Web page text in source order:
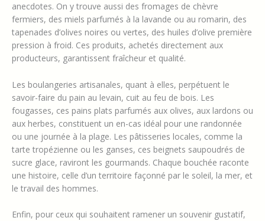
anecdotes. On y trouve aussi des fromages de chèvre
fermiers, des miels parfumés à la lavande ou au romarin, des
tapenades d’olives noires ou vertes, des huiles d’olive première
pression à froid. Ces produits, achetés directement aux
producteurs, garantissent fraîcheur et qualité.
Les boulangeries artisanales, quant à elles, perpétuent le
savoir-faire du pain au levain, cuit au feu de bois. Les
fougasses, ces pains plats parfumés aux olives, aux lardons ou
aux herbes, constituent un en-cas idéal pour une randonnée
ou une journée à la plage. Les pâtisseries locales, comme la
tarte tropézienne ou les ganses, ces beignets saupoudrés de
sucre glace, raviront les gourmands. Chaque bouchée raconte
une histoire, celle d’un territoire façonné par le soleil, la mer, et
le travail des hommes.
Enfin, pour ceux qui souhaitent ramener un souvenir gustatif,